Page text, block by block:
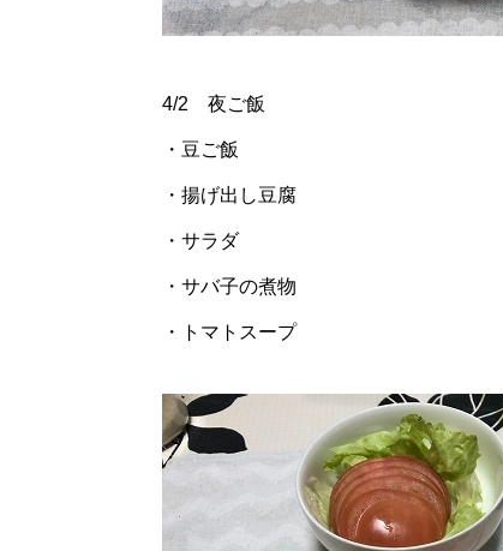
4/2 夜ご飯
・豆ご飯
・揚げ出し豆腐
・サラダ
・サバ子の煮物
・トマトスープ